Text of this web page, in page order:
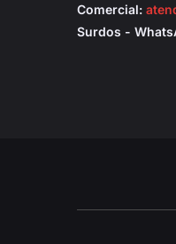
Comercial:
Surdos -